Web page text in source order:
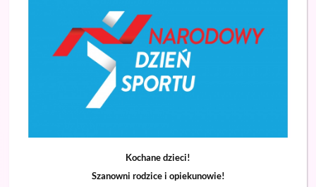
Kochane dzieci!
Szanowni rodzice i opiekunowie!